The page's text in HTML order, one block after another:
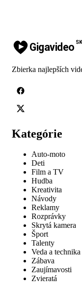
Gigavideo SK
Zbierka najlepších
Kategórie
Auto-moto
Deti
Film a TV
Hudba
Kreativita
Návody
Reklamy
Rozprávky
Skrytá kamera
Šport
Talenty
Veda a technika
Zábava
Zaujímavosti
Zvieratá